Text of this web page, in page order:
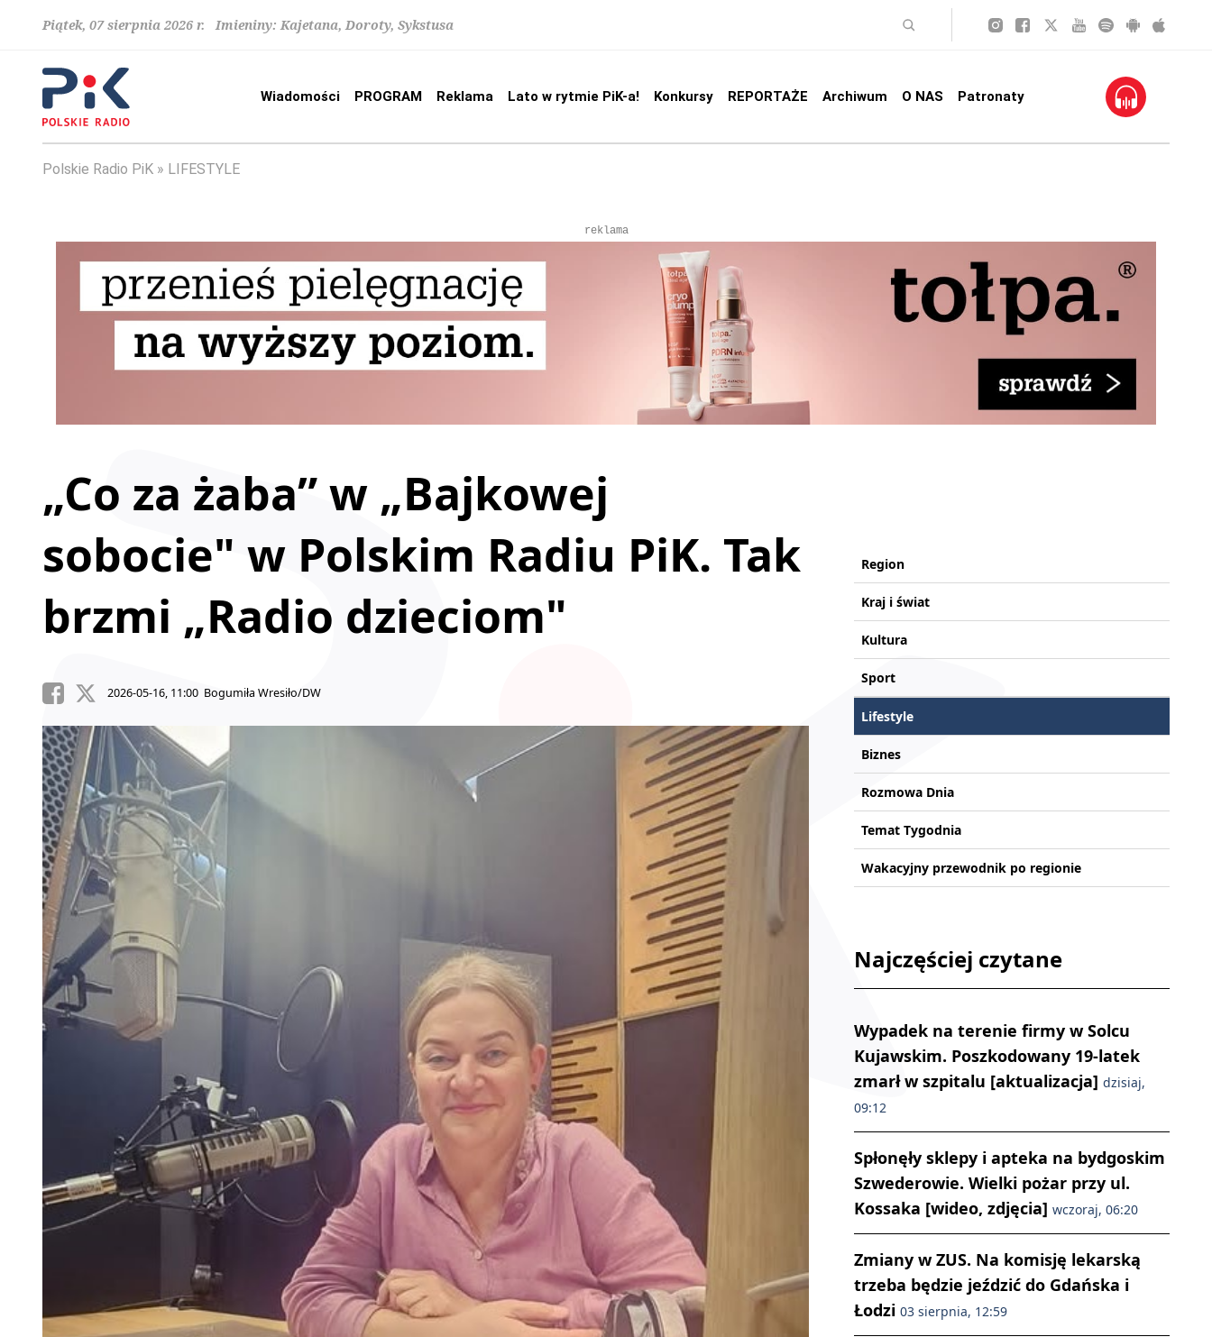
Piątek, 07 sierpnia 2026 r. Imieniny: Kajetana, Doroty, Sykstusa
Wiadomości PROGRAM Reklama Lato w rytmie PiK-a! Konkursy REPORTAŻE Archiwum O NAS Patronaty
Polskie Radio PiK LIFESTYLE
reklama
„Co za żaba” w „Bajkowej
sobocie" w Polskim Radiu PiK. Tak
brzmi „Radio dzieciom"
2026-05-16, 11:00 Bogumiła Wresiło/DW
Region
Kraj i świat
Kultura
Sport
Lifestyle
Biznes
Rozmowa Dnia
Temat Tygodnia
Wakacyjny przewodnik po regionie
Najczęściej czytane
Wypadek na terenie firmy w Solcu
Kujawskim. Poszkodowany 19-latek
zmarł w szpitalu [aktualizacja] dzisiaj,
09:12
Spłonęły sklepy i apteka na bydgoskim
Szwederowie. Wielki pożar przy ul.
Kossaka [wideo, zdjęcia] wczoraj, 06:20
Zmiany w ZUS. Na komisję lekarską
trzeba będzie jeździć do Gdańska i
Łodzi 03 sierpnia, 12:59